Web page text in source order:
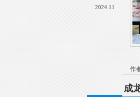
2024.11
作
成